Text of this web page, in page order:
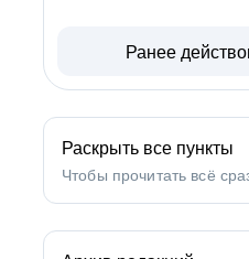
Ранее
Раскрыть все пункты
Чтобы прочитать всё